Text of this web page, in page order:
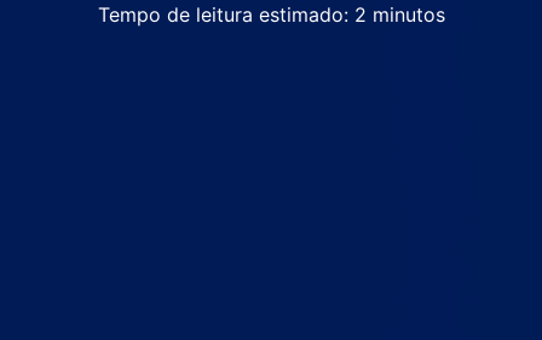
Tempo de leitura estimado: 2 minutos